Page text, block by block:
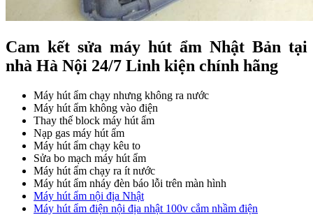
Cam kết sửa máy hút ẩm Nhật Bản tại
nhà Hà Nội 24/7 Linh kiện chính hãng
Máy hút ẩm chạy nhưng không ra nước
Máy hút ẩm không vào điện
Thay thế block máy hút ẩm
Nạp gas máy hút ẩm
Máy hút ẩm chạy kêu to
Sửa bo mạch máy hút ẩm
Máy hút ẩm chạy ra ít nước
Máy hút ẩm nháy đèn báo lỗi trên màn hình
Máy hút ẩm nội địa Nhật
Máy hút ẩm điện nội địa nhật 100v cắm nhầm điện